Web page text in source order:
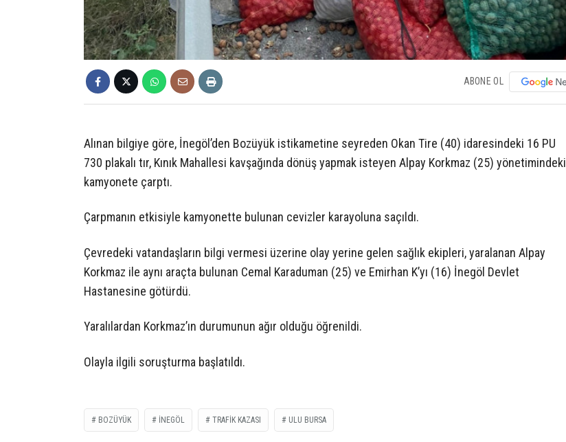
ABONE OL
Alınan bilgiye göre, İnegöl’den Bozüyük istikametine seyreden Okan Tire (40) idaresindeki 16 PU
730 plakalı tır, Kınık Mahallesi kavşağında dönüş yapmak isteyen Alpay Korkmaz (25) yönetimindeki
kamyonete çarptı.
Çarpmanın etkisiyle kamyonette bulunan cevizler karayoluna saçıldı.
Çevredeki vatandaşların bilgi vermesi üzerine olay yerine gelen sağlık ekipleri, yaralanan Alpay
Korkmaz ile aynı araçta bulunan Cemal Karaduman (25) ve Emirhan K’yı (16) İnegöl Devlet
Hastanesine götürdü.
Yaralılardan Korkmaz’ın durumunun ağır olduğu öğrenildi.
Olayla ilgili soruşturma başlatıldı.
BOZÜYÜK INEGÖL TRAFIK KAZASI ULU BURSA